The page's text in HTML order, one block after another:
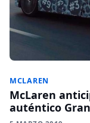
MCLAREN
McLaren
auténtico